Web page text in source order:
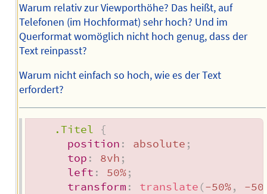
Warum relativ zur Viewporthöhe? Das heißt, auf
Telefonen (im Hochformat) sehr hoch? Und im
Querformat womöglich nicht hoch genug, dass der
Text reinpasst?
Warum nicht einfach so hoch, wie es der Text
erfordert?
.Titel
{
position : absolute ;
top : 8vh ;
left : 50%;
transform : translate (-50%, -